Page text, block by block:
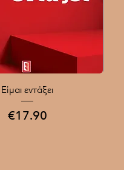
Είμαι εντάξει
Price
€17.90